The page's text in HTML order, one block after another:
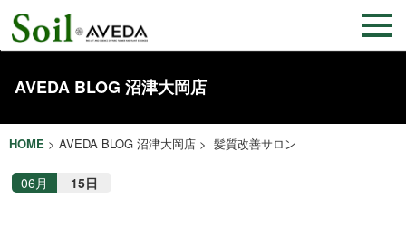
AVEDA BLOG 沼津大岡店
HOME > AVEDA BLOG 沼津大岡店 > 髪質改善サロン
06月 15日